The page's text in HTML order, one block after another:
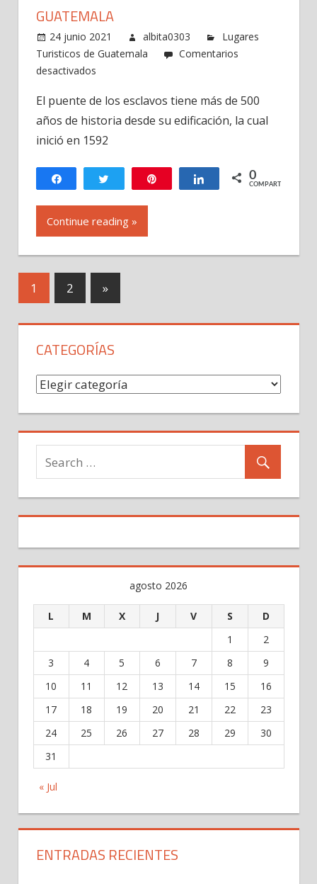
GUATEMALA
24 junio 2021 albita0303
Lugares
Turisticos de Guatemala
Comentarios
desactivados
Los
Esclavos,
Santa
Guatemala
El puente de los esclavos tiene más de 500
años de historia desde su edificación, la cual
inició en 1592
Compartir Twittear Compartir
0
COMPARTIR
Continue reading »
Navegación
de
entradas
1 2
Next
Posts
»
CATEGORÍAS
Categorías
agosto 2026
L M X J V S D
« Jul
1
2
3
4 5 6 7 8
9
10
11 12 13 14 15
16
17
18 19 20 21 22
23
24
25 26 27 28 29
30
31
ENTRADAS RECIENTES